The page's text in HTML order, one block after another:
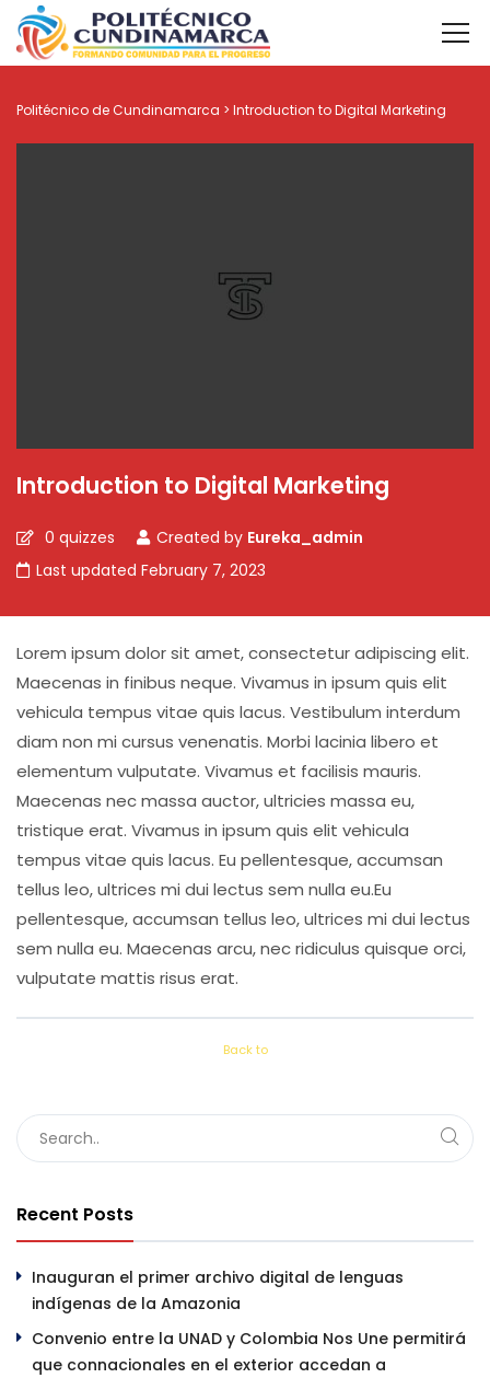
Politécnico de Cundinamarca > Introduction to Digital Marketing
Introduction to Digital Marketing
0 quizzes Created by Eureka_admin
Last updated February 7, 2023
Lorem ipsum dolor sit amet, consectetur adipiscing elit.
Maecenas in finibus neque. Vivamus in ipsum quis elit
vehicula tempus vitae quis lacus. Vestibulum interdum
diam non mi cursus venenatis. Morbi lacinia libero et
elementum vulputate. Vivamus et facilisis mauris.
Maecenas nec massa auctor, ultricies massa eu,
tristique erat. Vivamus in ipsum quis elit vehicula
tempus vitae quis lacus. Eu pellentesque, accumsan
tellus leo, ultrices mi dui lectus sem nulla eu.Eu
pellentesque, accumsan tellus leo, ultrices mi dui lectus
sem nulla eu. Maecenas arcu, nec ridiculus quisque orci,
vulputate mattis risus erat.
Back to
Recent Posts
Inauguran el primer archivo digital de lenguas
indígenas de la Amazonia
Convenio entre la UNAD y Colombia Nos Une permitirá
que connacionales en el exterior accedan a